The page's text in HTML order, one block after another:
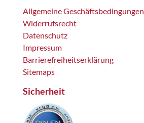
Allgemeine Geschäftsbedingungen
Widerrufsrecht
Datenschutz
Impressum
Barrierefreiheitserklärung
Sitemaps
Sicherheit